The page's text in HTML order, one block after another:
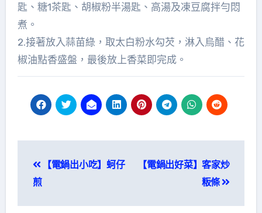
匙、糖1茶匙、胡椒粉半湯匙、高湯及凍豆腐拌勻悶
煮。
2.接著放入蒜苗綠，取太白粉水勾芡，淋入烏醋、花
椒油點香盛盤，最後放上香菜即完成。
章
【電鍋出小吃】蚵仔
煎
【電鍋出好菜】客家炒
粄條